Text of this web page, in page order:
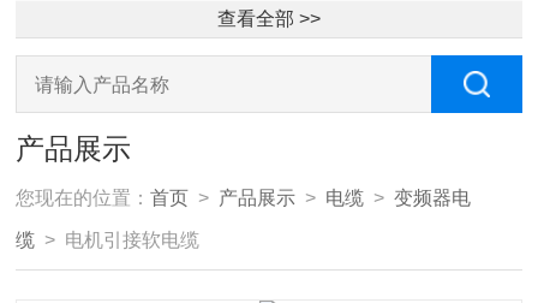
查看全部 >>
产品展示
您现在的位置：首页 > 产品展示 > 电缆 >变频器电
缆 > 电机引接软电缆